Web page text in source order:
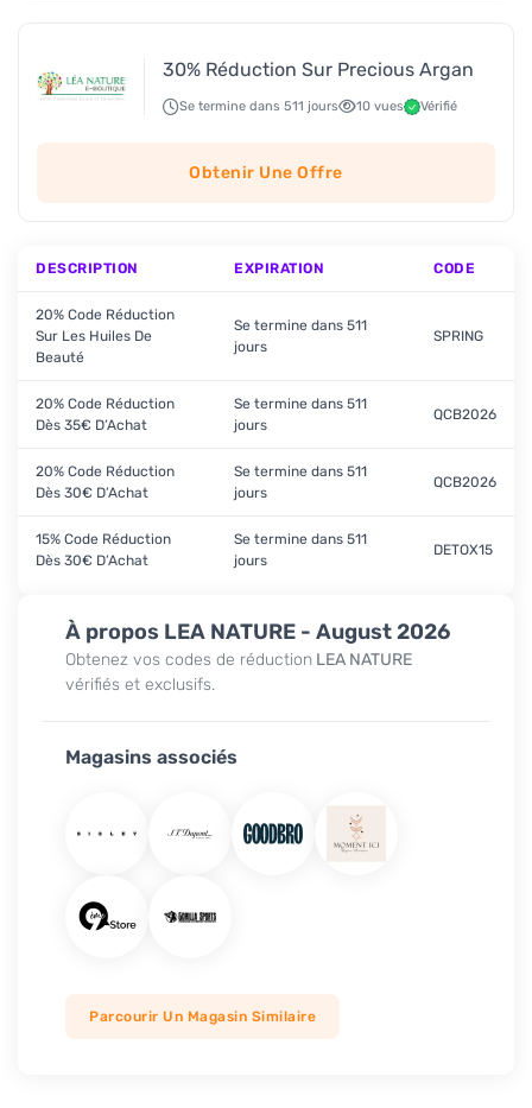
À propos LEA NATURE - August 2026
Obtenez vos codes de réduction LEA NATURE
vérifiés et exclusifs.
Magasins associés
Parcourir Un Magasin Similaire
30% Réduction Sur Precious Argan
Se termine dans 511 jours 10 vues Vérifié
Obtenir Une Offre
DESCRIPTION EXPIRATION CODE
20% Code Réduction
Sur Les Huiles De
Beauté
Se termine dans 511
jours
SPRING
20% Code Réduction
Dès 35€ D’Achat
Se termine dans 511
jours
QCB2026
20% Code Réduction
Dès 30€ D’Achat
Se termine dans 511
jours
QCB2026
15% Code Réduction
Dès 30€ D’Achat
Se termine dans 511
jours
DETOX15